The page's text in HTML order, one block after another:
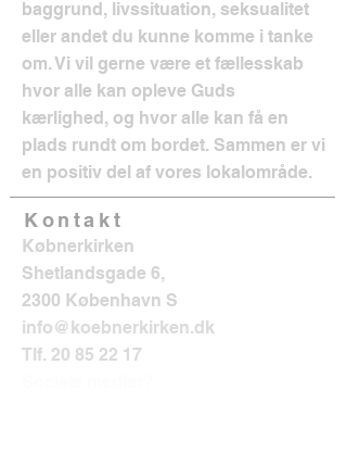
baggrund, livssituation, seksualitet
eller andet du kunne komme i tanke
om. Vi vil gerne være et fællesskab
hvor alle kan opleve Guds
kærlighed, og hvor alle kan få en
plads rundt om bordet. Sammen er vi
en positiv del af vores lokalområde.
Kontakt
Købnerkirken
Shetlandsgade 6,
2300 København S
info@koebnerkirken.dk
Tlf. 20 85 22 17